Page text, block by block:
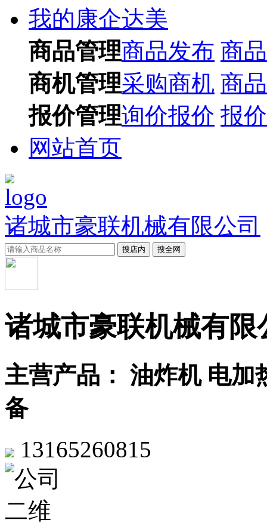
我的康企达美
商品管理商品发布 商
商机管理采购商机 商
报价管理询价报价 报
网站首页
诸城市豪联机械有限公司
搜店内 搜全网
诸城市豪联机械有限
主营产品： 油炸机 电加
备
13165260815